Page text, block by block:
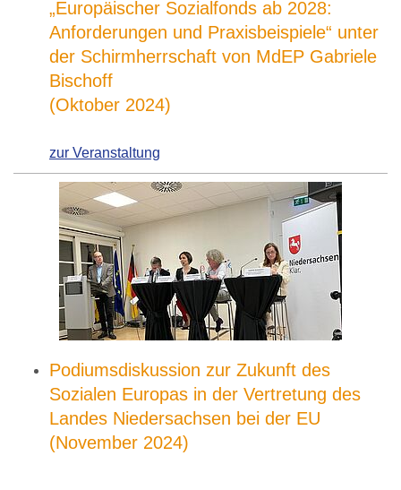
„Europäischer Sozialfonds ab 2028:
Anforderungen und Praxisbeispiele“ unter
der Schirmherrschaft von MdEP Gabriele
Bischoff
(Oktober 2024)
zur Veranstaltung
Podiumsdiskussion zur Zukunft des
Sozialen Europas in der Vertretung des
Landes Niedersachsen bei der EU
(November 2024)